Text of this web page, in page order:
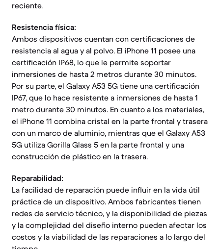
reciente.
Resistencia física:
Ambos dispositivos cuentan con certificaciones de
resistencia al agua y al polvo. El iPhone 11 posee una
certificación IP68, lo que le permite soportar
inmersiones de hasta 2 metros durante 30 minutos.
Por su parte, el Galaxy A53 5G tiene una certificación
IP67, que lo hace resistente a inmersiones de hasta 1
metro durante 30 minutos. En cuanto a los materiales,
el iPhone 11 combina cristal en la parte frontal y trasera
con un marco de aluminio, mientras que el Galaxy A53
5G utiliza Gorilla Glass 5 en la parte frontal y una
construcción de plástico en la trasera.
Reparabilidad:
La facilidad de reparación puede influir en la vida útil
práctica de un dispositivo. Ambos fabricantes tienen
redes de servicio técnico, y la disponibilidad de piezas
y la complejidad del diseño interno pueden afectar los
costos y la viabilidad de las reparaciones a lo largo del